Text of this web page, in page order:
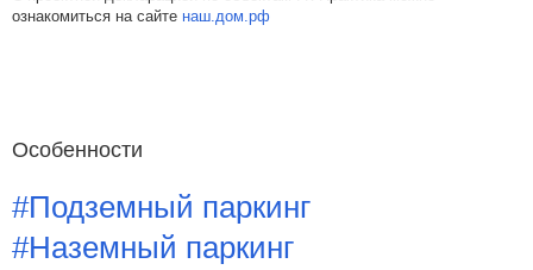
ознакомиться на сайте наш.дом.рф
Особенности
#Подземный паркинг
#Наземный паркинг